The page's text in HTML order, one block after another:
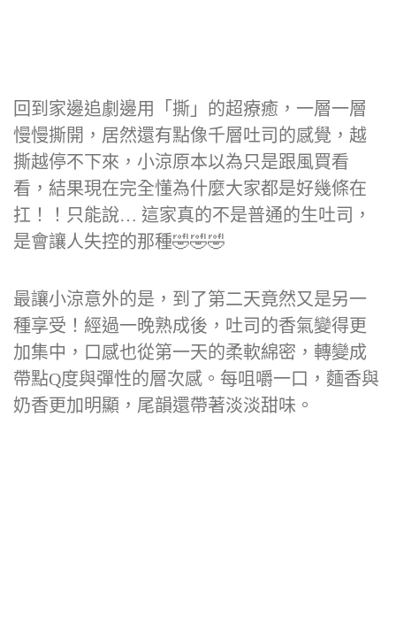
回到家邊追劇邊用「撕」的超療癒，一層一層
慢慢撕開，居然還有點像千層吐司的感覺，越
撕越停不下來，小涼原本以為只是跟風買看
看，結果現在完全懂為什麼大家都是好幾條在
扛！！只能說… 這家真的不是普通的生吐司，
是會讓人失控的那種🤣🤣🤣
最讓小涼意外的是，到了第二天竟然又是另一
種享受！經過一晚熟成後，吐司的香氣變得更
加集中，口感也從第一天的柔軟綿密，轉變成
帶點Q度與彈性的層次感。每咀嚼一口，麵香與
奶香更加明顯，尾韻還帶著淡淡甜味。